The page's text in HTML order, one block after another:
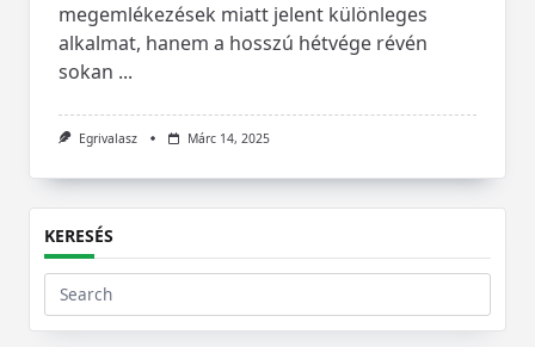
megemlékezések miatt jelent különleges
alkalmat, hanem a hosszú hétvége révén
sokan ...
Egrivalasz Márc 14, 2025
KERESÉS
Search
for: